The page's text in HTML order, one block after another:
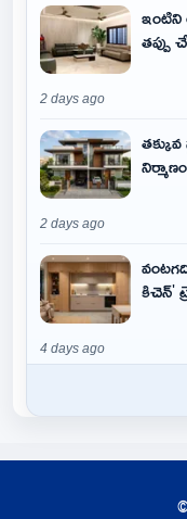
ఇంటిని
తప్పు
2 days ago
2 days ago
కిచెన్'
4 days ago